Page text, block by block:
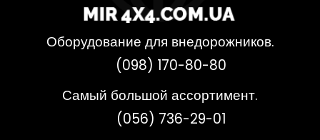
Оборудование для внедорожников.
(098) 170-80-80
Самый большой ассортимент.
(056) 736-29-01